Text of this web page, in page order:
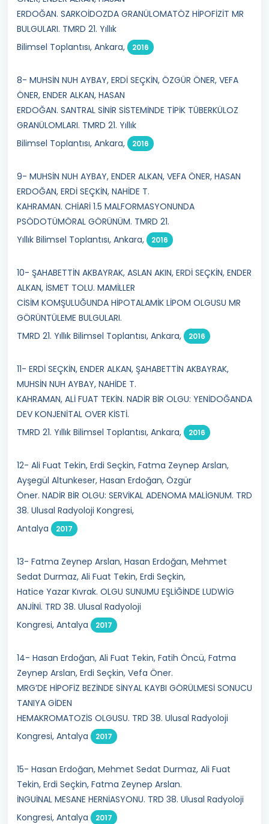
ERDOĞAN. SARKOİDOZDA GRANÜLOMATÖZ HİPOFİZİT MR
BULGULARI. TMRD 21. Yıllık
Bilimsel Toplantısı, Ankara,
2016
8- MUHSİN NUH AYBAY, ERDİ SEÇKİN, ÖZGÜR ÖNER, VEFA
ÖNER, ENDER ALKAN, HASAN
ERDOĞAN. SANTRAL SİNİR SİSTEMİNDE TİPİK TÜBERKÜLOZ
GRANÜLOMLARI. TMRD 21. Yıllık
Bilimsel Toplantısı, Ankara,
2016
9- MUHSİN NUH AYBAY, ENDER ALKAN, VEFA ÖNER, HASAN
ERDOĞAN, ERDİ SEÇKİN, NAHİDE T.
KAHRAMAN. CHİARİ 1.5 MALFORMASYONUNDA
PSÖDOTÜMÖRAL GÖRÜNÜM. TMRD 21.
Yıllık Bilimsel Toplantısı, Ankara,
2016
10- ŞAHABETTİN AKBAYRAK, ASLAN AKIN, ERDİ SEÇKİN, ENDER
ALKAN, İSMET TOLU. MAMİLLER
CİSİM KOMŞULUĞUNDA HİPOTALAMİK LİPOM OLGUSU MR
GÖRÜNTÜLEME BULGULARI.
TMRD 21. Yıllık Bilimsel Toplantısı, Ankara,
2016
11- ERDİ SEÇKİN, ENDER ALKAN, ŞAHABETTİN AKBAYRAK,
MUHSİN NUH AYBAY, NAHİDE T.
KAHRAMAN, ALİ FUAT TEKİN. NADİR BİR OLGU: YENİDOĞANDA
DEV KONJENİTAL OVER KİSTİ.
TMRD 21. Yıllık Bilimsel Toplantısı, Ankara,
2016
12- Ali Fuat Tekin, Erdi Seçkin, Fatma Zeynep Arslan,
Ayşegül Altunkeser, Hasan Erdoğan, Özgür
Öner. NADİR BİR OLGU: SERVİKAL ADENOMA MALİGNUM. TRD
38. Ulusal Radyoloji Kongresi,
Antalya
2017
13- Fatma Zeynep Arslan, Hasan Erdoğan, Mehmet
Sedat Durmaz, Ali Fuat Tekin, Erdi Seçkin,
Hatice Yazar Kıvrak. OLGU SUNUMU EŞLİĞİNDE LUDWİG
ANJİNİ. TRD 38. Ulusal Radyoloji
Kongresi, Antalya
2017
14- Hasan Erdoğan, Ali Fuat Tekin, Fatih Öncü, Fatma
Zeynep Arslan, Erdi Seçkin, Vefa Öner.
MRG’DE HİPOFİZ BEZİNDE SİNYAL KAYBI GÖRÜLMESİ SONUCU
TANIYA GİDEN
HEMAKROMATOZİS OLGUSU. TRD 38. Ulusal Radyoloji
Kongresi, Antalya
2017
15- Hasan Erdoğan, Mehmet Sedat Durmaz, Ali Fuat
Tekin, Erdi Seçkin, Fatma Zeynep Arslan.
İNGUİNAL MESANE HERNİASYONU. TRD 38. Ulusal Radyoloji
Kongresi, Antalya
2017